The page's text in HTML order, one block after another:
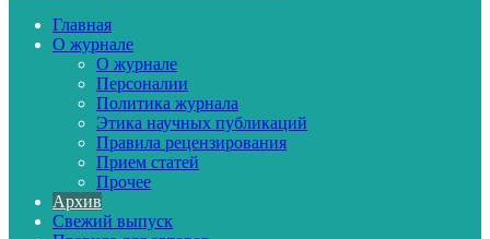
Главная
О журнале
О журнале
Персоналии
Политика журнала
Этика научных публикаций
Правила рецензирования
Прием статей
Прочее
Архив
Свежий выпуск